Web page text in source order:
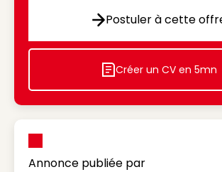
Postuler à
Postuler à cette
Icon
Créer un CV en 5mn
Annonce publiée par